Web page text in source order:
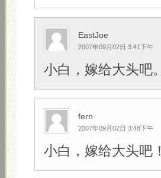
EastJoe
2007年09月02日 3:41下午
小白，嫁给大头吧。
fern
2007年09月02日 3:48下午
小白，嫁给大头吧！